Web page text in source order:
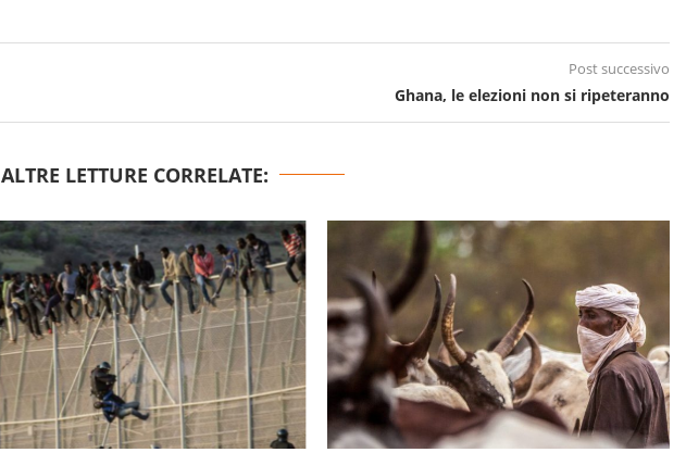
Post successivo
Ghana, le elezioni non si ripeteranno
ALTRE LETTURE CORRELATE: